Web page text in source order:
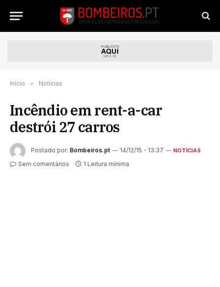
Início » Notícias
Incêndio em rent-a-car
destrói 27 carros
Postado por: Bombeiros.pt 14/12/15 - 13:37 NOTÍCIAS
Sem comentários 1 Leitura mínima